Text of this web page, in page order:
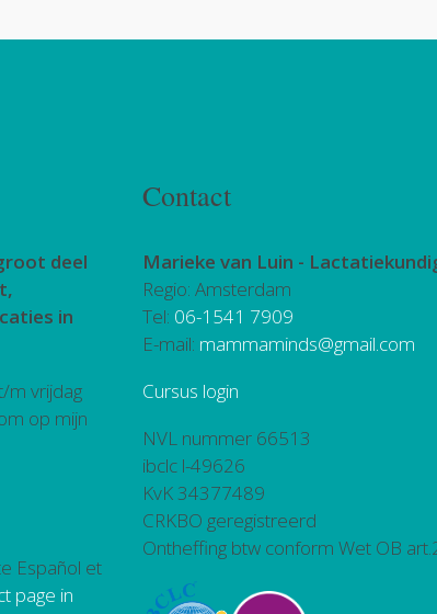
deel
in
m vrijdag
op mijn
Español et
page in
Contact
Marieke van Luin -
Regio: Amsterdam
Tel: 06-1541 7909
E-mail: mammaminds@gmail.com
Cursus login
NVL nummer 66513
ibclc l-49626
KvK 34377489
CRKBO geregistreerd
Ontheffing btw conform Wet OB